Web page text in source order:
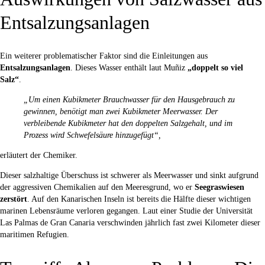
Entsalzungsanlagen
Ein weiterer problematischer Faktor sind die Einleitungen aus
Entsalzungsanlagen . Dieses Wasser enthält laut Muñiz „doppelt so viel
Salz“
„Um einen Kubikmeter Brauchwasser für den Hausgebrauch zu
gewinnen, benötigt man zwei Kubikmeter Meerwasser. Der
verbleibende Kubikmeter hat den doppelten Salzgehalt, und im
Prozess wird Schwefelsäure hinzugefügt“,
erläutert der Chemiker.
Dieser salzhaltige Überschuss ist schwerer als Meerwasser und sinkt aufgrund
der aggressiven Chemikalien auf den Meeresgrund, wo er Seegraswiesen
zerstört . Auf den Kanarischen Inseln ist bereits die Hälfte dieser wichtigen
marinen Lebensräume verloren gegangen. Laut einer Studie der Universität
Las Palmas de Gran Canaria verschwinden jährlich fast zwei Kilometer dieser
maritimen Refugien.